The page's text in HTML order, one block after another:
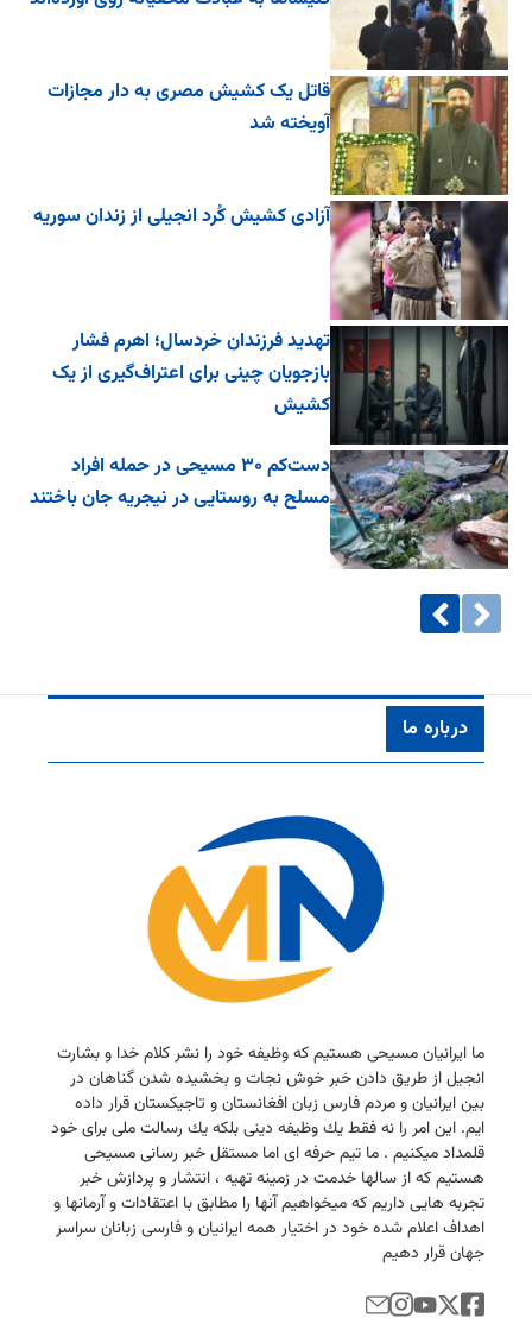
قاتل یک کشیش مصری به دار مجازات
آویخته شد
آزادی کشیش کُرد انجیلی از زندان سوریه
تهدید فرزندان خردسال؛ اهرم فشار
بازجویان چینی برای اعتراف‌گیری از یک
کشیش
دست‌کم ۳۰ مسیحی در حمله افراد
مسلح به روستایی در نیجریه جان باختند
درباره ما
ما ایرانیان مسیحی هستیم كه وظیفه خود را نشر كلام خدا و بشارت
انجیل از طریق دادن خبر خوش نجات و بخشیده شدن گناهان در
بین ایرانیان و مردم فارس زبان افغانستان و تاجیكستان قرار داده
ایم. این امر را نه فقط یك وظیفه دینی بلكه یك رسالت ملی برای خود
قلمداد میكنیم . ما تیم حرفه ای اما مستقل خبر رسانی مسیحی
هستیم كه از سالها خدمت در زمینه تهیه ، انتشار و پردازش خبر
تجربه هایی داریم كه میخواهیم آنها را مطابق با اعتقادات و آرمانها و
اهداف اعلام شده خود در اختیار همه ایرانیان و فارسی زبانان سراسر
جهان قرار دهیم